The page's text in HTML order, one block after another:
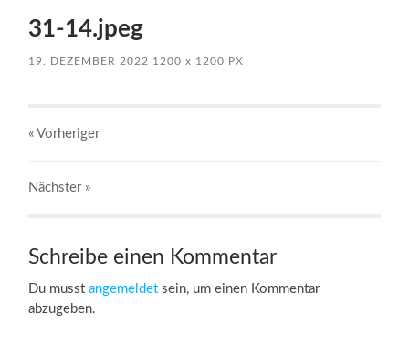
31-14.jpeg
19. DEZEMBER 2022 1200x 1200 PX
« Vorheriger
Nächster »
Schreibe einen Kommentar
Du musstangemeldet sein, um einen Kommentar
abzugeben.